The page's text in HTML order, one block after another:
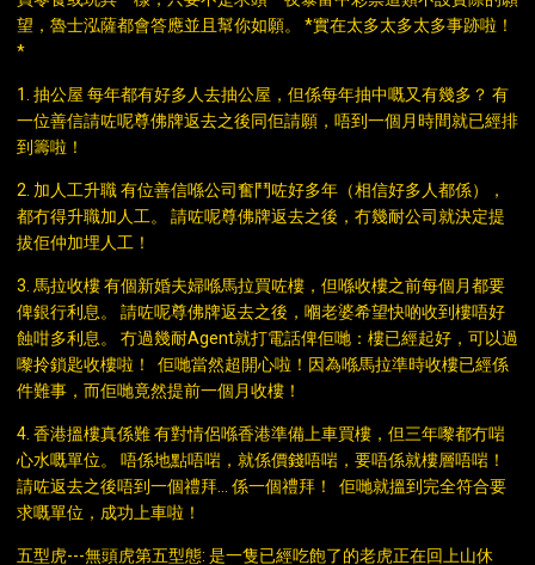
望，魯士泓薩都會答應並且幫你如願。 *實在太多太多太多事跡啦！
*
1. 抽公屋 每年都有好多人去抽公屋，但係每年抽中嘅又有幾多？ 有
一位善信請咗呢尊佛牌返去之後同佢請願，唔到一個月時間就已經排
到籌啦！
2. 加人工升職 有位善信喺公司奮鬥咗好多年（相信好多人都係），
都冇得升職加人工。 請咗呢尊佛牌返去之後，冇幾耐公司就決定提
拔佢仲加埋人工！
3. 馬拉收樓 有個新婚夫婦喺馬拉買咗樓，但喺收樓之前每個月都要
俾銀行利息。 請咗呢尊佛牌返去之後，嗰老婆希望快啲收到樓唔好
蝕咁多利息。 冇過幾耐Agent就打電話俾佢哋：樓已經起好，可以過
嚟拎鎖匙收樓啦！ 佢哋當然超開心啦！因為喺馬拉準時收樓已經係
件難事，而佢哋竟然提前一個月收樓！
4. 香港搵樓真係難 有對情侶喺香港準備上車買樓，但三年嚟都冇啱
心水嘅單位。 唔係地點唔啱，就係價錢唔啱，要唔係就樓層唔啱！
請咗返去之後唔到一個禮拜… 係一個禮拜！ 佢哋就搵到完全符合要
求嘅單位，成功上車啦！
五型虎---無頭虎第五型態: 是一隻已經吃飽了的老虎正在回上山休